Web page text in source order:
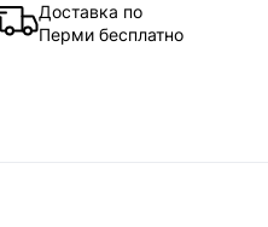
Доставка по
Перми бесплатно